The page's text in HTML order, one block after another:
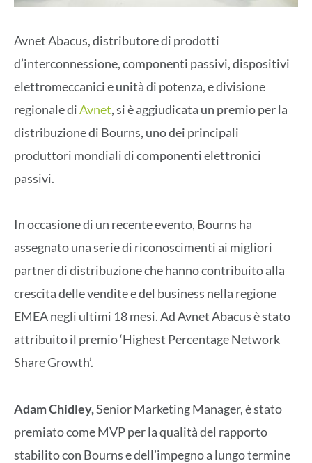
Avnet Abacus, distributore di prodotti
d’interconnessione, componenti passivi, dispositivi
elettromeccanici e unità di potenza, e divisione
regionale diAvnet, si è aggiudicata un premio per la
distribuzione di Bourns, uno dei principali
produttori mondiali di componenti elettronici
passivi.
In occasione di un recente evento, Bourns ha
assegnato una serie di riconoscimenti ai migliori
partner di distribuzione che hanno contribuito alla
crescita delle vendite e del business nella regione
EMEA negli ultimi 18 mesi. Ad Avnet Abacus è stato
attribuito il premio ‘Highest Percentage Network
Share Growth’.
Adam Chidley,Senior Marketing Manager, è stato
premiato come MVP per la qualità del rapporto
stabilito con Bourns e dell’impegno a lungo termine